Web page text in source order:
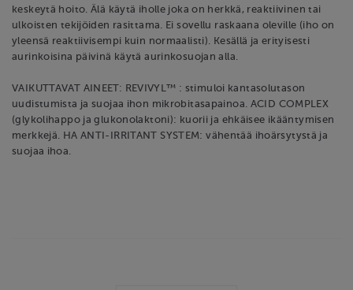
keskeytä hoito. Älä käytä iholle joka on herkkä, reaktiivinen tai
ulkoisten tekijöiden rasittama. Ei sovellu raskaana oleville (iho on
yleensä reaktiivisempi kuin normaalisti). Kesällä ja erityisesti
aurinkoisina päivinä käytä aurinkosuojan alla.
VAIKUTTAVAT AINEET: REVIVYL™ : stimuloi kantasolutason
uudistumista ja suojaa ihon mikrobitasapainoa. ACID COMPLEX
(glykolihappo ja glukonolaktoni): kuorii ja ehkäisee ikääntymisen
merkkejä. HA ANTI-IRRITANT SYSTEM: vähentää ihoärsytystä ja
suojaa ihoa.